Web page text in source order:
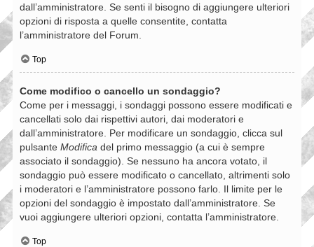
dall’amministratore. Se senti il bisogno di aggiungere ulteriori
opzioni di risposta a quelle consentite, contatta
l’amministratore del Forum.
Top
Come modifico o cancello un sondaggio?
Come per i messaggi, i sondaggi possono essere modificati e
cancellati solo dai rispettivi autori, dai moderatori e
dall’amministratore. Per modificare un sondaggio, clicca sul
pulsante Modifica del primo messaggio (a cui è sempre
associato il sondaggio). Se nessuno ha ancora votato, il
sondaggio può essere modificato o cancellato, altrimenti solo
i moderatori e l’amministratore possono farlo. Il limite per le
opzioni del sondaggio è impostato dall’amministratore. Se
vuoi aggiungere ulteriori opzioni, contatta l’amministratore.
Top